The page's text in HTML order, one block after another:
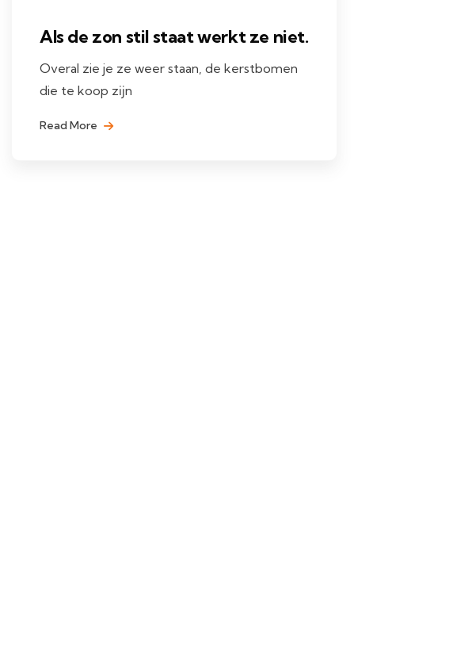
Als de zon stil staat werkt ze niet.
Overal zie je ze weer staan, de kerstbomen
die te koop zĳn
Read More